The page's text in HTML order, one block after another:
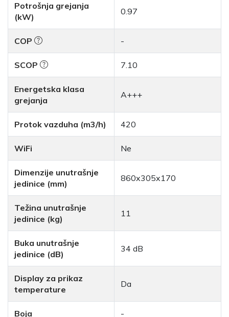
Potrošnja grejanja
(kW)
0.97
COP -
SCOP 7.10
Energetska klasa
grejanja
A+++
Protok vazduha (m3/h) 420
WiFi Ne
Dimenzije unutrašnje
jedinice (mm)
860x305x170
Težina unutrašnje
jedinice (kg)
11
Buka unutrašnje
jedinice (dB)
34 dB
Display za prikaz
temperature
Da
Boja -